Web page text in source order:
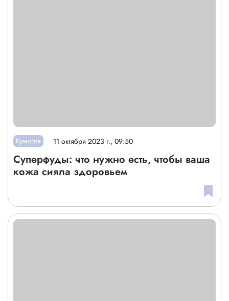
Красота 11 октября 2023 г., 09:50
Суперфуды: что нужно есть, чтобы ваша
кожа сияла здоровьем